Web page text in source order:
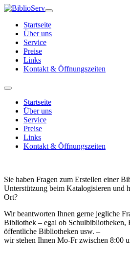
Startseite
Über uns
Service
Preise
Links
Kontakt & Öffnungszeiten
Startseite
Über uns
Service
Preise
Links
Kontakt & Öffnungszeiten
Sie haben Fragen zum Erstellen einer
Unterstützung beim Katalogisieren und
Ort?
Wir beantworten Ihnen gerne jegliche
Bibliothek – egal ob Schulbibliotheken,
öffentliche Bibliotheken usw. –
wir stehen Ihnen Mo-Fr zwischen 8:00